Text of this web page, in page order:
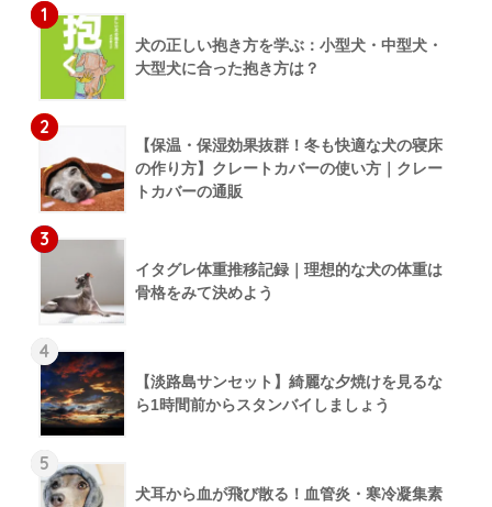
1
犬の正しい抱き方を学ぶ：小型犬・中型犬・
大型犬に合った抱き方は？
2
【保温・保湿効果抜群！冬も快適な犬の寝床
の作り方】クレートカバーの使い方｜クレー
トカバーの通販
3
イタグレ体重推移記録｜理想的な犬の体重は
骨格をみて決めよう
4
【淡路島サンセット】綺麗な夕焼けを見るな
ら1時間前からスタンバイしましょう
5
犬耳から血が飛び散る！血管炎・寒冷凝集素